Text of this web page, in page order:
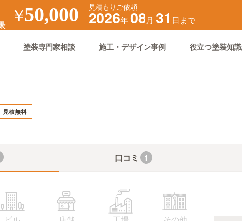
￥50,000 見積もりご依頼
2026年08月 31 日まで
塗装専門家相談 施工・デザイン事例 役立つ塗装知識
見積無料
口コミ 1